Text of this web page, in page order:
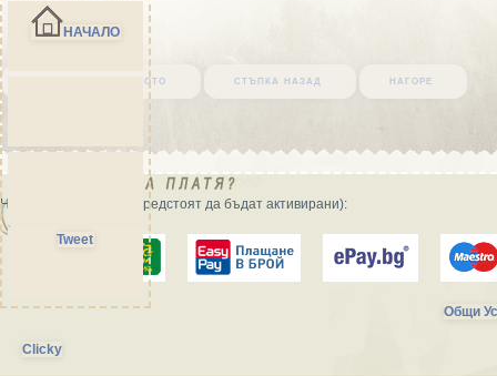
върни се в началото стъпка назад нагоре
Начини на плащане (предстоят да бъдат активирани):
Общи
Clicky
НАЧАЛО
Tweet